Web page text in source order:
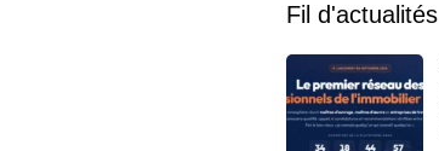
Fil d'actualités